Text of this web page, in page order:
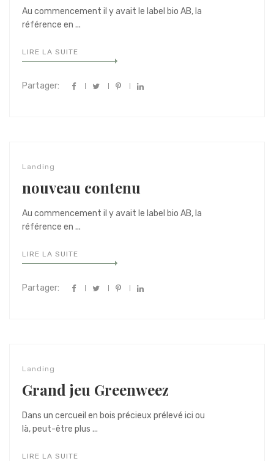
Au commencement il y avait le label bio AB, la
référence en ...
LIRE LA SUITE
Partager:
Landing
nouveau contenu
Au commencement il y avait le label bio AB, la
référence en ...
LIRE LA SUITE
Partager:
Landing
Grand jeu Greenweez
Dans un cercueil en bois précieux prélevé ici ou
là, peut-être plus ...
LIRE LA SUITE